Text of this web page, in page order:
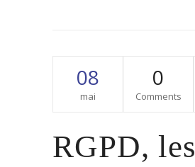
08
mai
0
Comments
RGPD, les